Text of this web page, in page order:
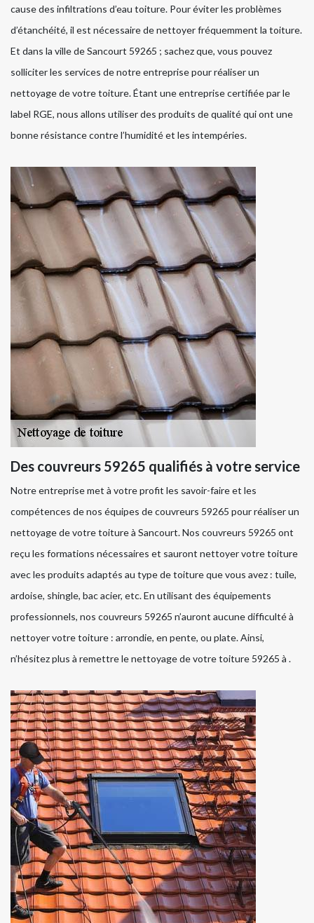
cause des infiltrations d’eau toiture. Pour éviter les problèmes
d’étanchéité, il est nécessaire de nettoyer fréquemment la toiture.
Et dans la ville de Sancourt 59265 ; sachez que, vous pouvez
solliciter les services de notre entreprise pour réaliser un
nettoyage de votre toiture. Étant une entreprise certifiée par le
label RGE, nous allons utiliser des produits de qualité qui ont une
bonne résistance contre l’humidité et les intempéries.
Des couvreurs 59265 qualifiés à votre service
Notre entreprise met à votre profit les savoir-faire et les
compétences de nos équipes de couvreurs 59265 pour réaliser un
nettoyage de votre toiture à Sancourt. Nos couvreurs 59265 ont
reçu les formations nécessaires et sauront nettoyer votre toiture
avec les produits adaptés au type de toiture que vous avez : tuile,
ardoise, shingle, bac acier, etc. En utilisant des équipements
professionnels, nos couvreurs 59265 n’auront aucune difficulté à
nettoyer votre toiture : arrondie, en pente, ou plate. Ainsi,
n’hésitez plus à remettre le nettoyage de votre toiture 59265 à .